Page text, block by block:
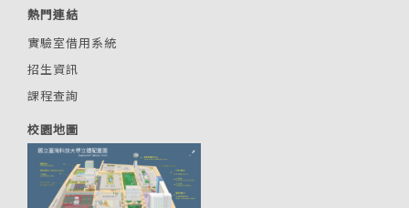
熱門連結
實驗室借用系統
招生資訊
課程查詢
校園地圖